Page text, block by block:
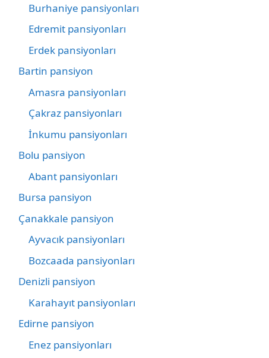
Burhaniye pansiyonları
Edremit pansiyonları
Erdek pansiyonları
Bartin pansiyon
Amasra pansiyonları
Çakraz pansiyonları
İnkumu pansiyonları
Bolu pansiyon
Abant pansiyonları
Bursa pansiyon
Çanakkale pansiyon
Ayvacık pansiyonları
Bozcaada pansiyonları
Denizli pansiyon
Karahayıt pansiyonları
Edirne pansiyon
Enez pansiyonları